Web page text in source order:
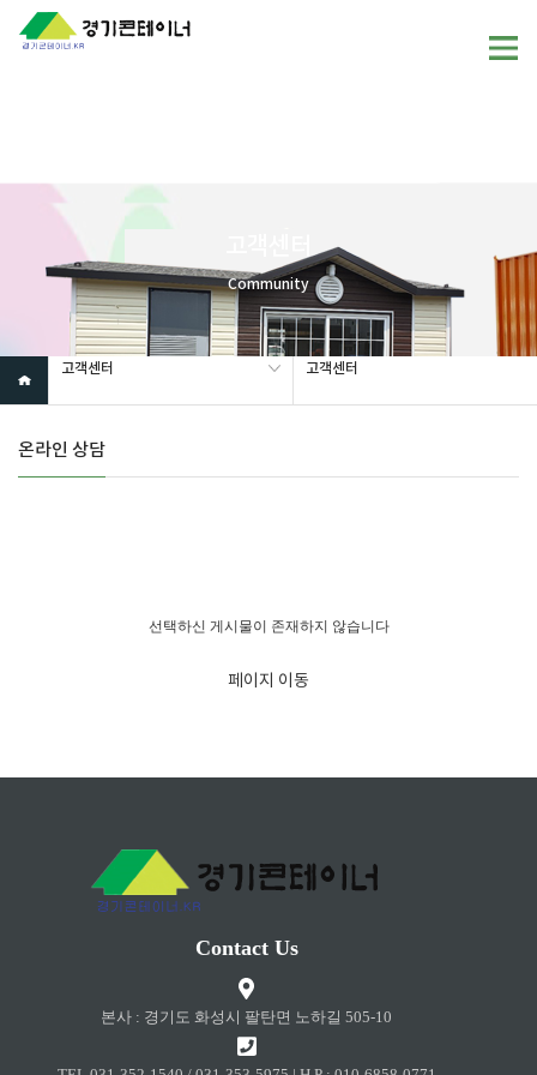
Warning: mysql_fetch_array(): supplied argument is not a valid
MySQL result resource in
/home/gunggictr/gungboard/view.php
Community
고객센터 고객센터
온라인 상담
선택하신 게시물이 존재하지 않습니다
페이지 이동
Contact Us
본사 : 경기도 화성시 팔탄면 노하길 505-10